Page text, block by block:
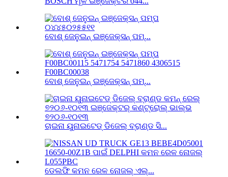
ବୋଶ୍ ଜେନୁଇନ୍ ଇଞ୍ଜେକ୍ସନ୍ ପମ୍...
ବୋଶ୍ ଜେନୁଇନ୍ ଇଞ୍ଜେକ୍ସନ୍ ପମ୍...
ଚାଇନା ୟୁନାଇଟେଡ୍ ଡିଜେଲ୍ ବ୍ରାଣ୍ଡ ସି...
ଡେଲଫି କମନ ରେଳ ନୋଜଲ୍ ଏଲ୍...